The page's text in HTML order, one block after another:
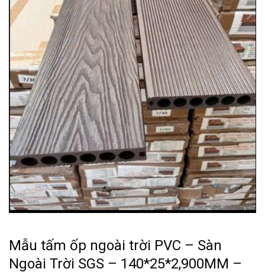
Mẫu tấm ốp ngoài trời PVC – Sàn
Ngoài Trời SGS – 140*25*2,900MM –